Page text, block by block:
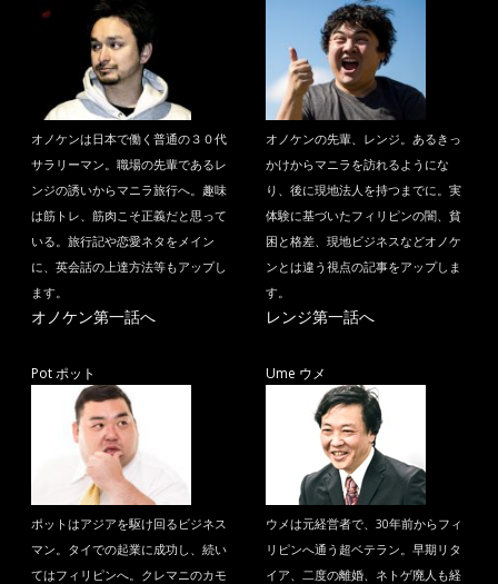
オノケンは日本で働く普通の３０代
サラリーマン。職場の先輩であるレ
ンジの誘いからマニラ旅行へ。趣味
は筋トレ、筋肉こそ正義だと思って
いる。旅行記や恋愛ネタをメイン
に、英会話の上達方法等もアップし
ます。
オノケン第一話へ
オノケンの先輩、レンジ。あるきっ
かけからマニラを訪れるようにな
り、後に現地法人を持つまでに。実
体験に基づいたフィリピンの闇、貧
困と格差、現地ビジネスなどオノケ
ンとは違う視点の記事をアップしま
す。
レンジ第一話へ
Pot ポット
ポットはアジアを駆け回るビジネス
マン。タイでの起業に成功し、続い
てはフィリピンへ。クレマニのカモ
Ume ウメ
ウメは元経営者で、30年前からフィ
リピンへ通う超ベテラン。早期リタ
イア、二度の離婚、ネトゲ廃人も経